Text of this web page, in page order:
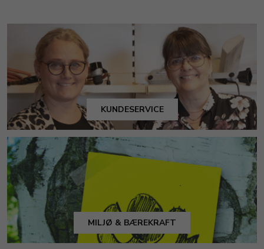
KUNDESERVICE
MILJØ & BÆREKRAFT